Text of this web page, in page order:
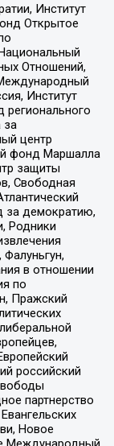
Институт
Открытое
Отношений,
Международный
Институт
за
центр
фонд Маршалла
защиты
Свободная
за демократию,
Родники
в отношении
по
Пражский
российский
партнерство
Новое